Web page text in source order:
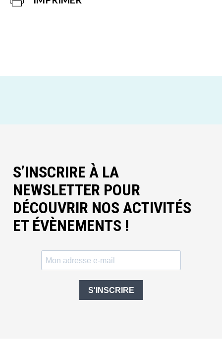
S’INSCRIRE À LA
NEWSLETTER POUR
DÉCOUVRIR NOS ACTIVITÉS
ET ÉVÈNEMENTS !
S'INSCRIRE